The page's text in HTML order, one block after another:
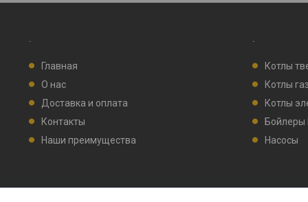
.
Главная
О нас
Доставка и оплата
Контакты
Наши преимущества
.
Котлы
Котлы
Котлы
Бойлеры
Насосы